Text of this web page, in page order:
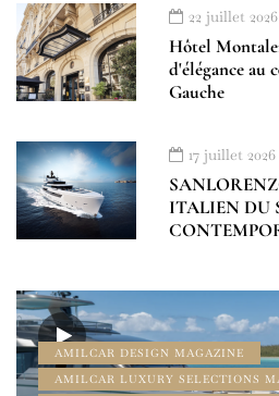
22 juillet 2026
Hôtel
d'élégance au
Gauche
17 juillet 2026
ITALIEN DU
AMILCAR DESIGN MAGAZINE
AMILCAR LUXURY SELECTIONS